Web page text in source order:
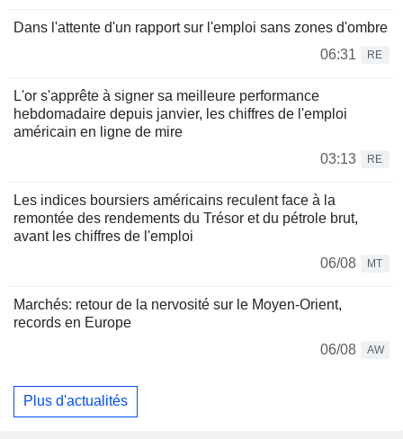
Dans l'attente d'un rapport sur l'emploi sans zones d'ombre
06:31
RE
L'or s'apprête à signer sa meilleure performance
hebdomadaire depuis janvier, les chiffres de l'emploi
américain en ligne de mire
03:13
RE
Les indices boursiers américains reculent face à la
remontée des rendements du Trésor et du pétrole brut,
avant les chiffres de l'emploi
06/08
MT
Marchés: retour de la nervosité sur le Moyen-Orient,
records en Europe
06/08
AW
Plus d'actualités